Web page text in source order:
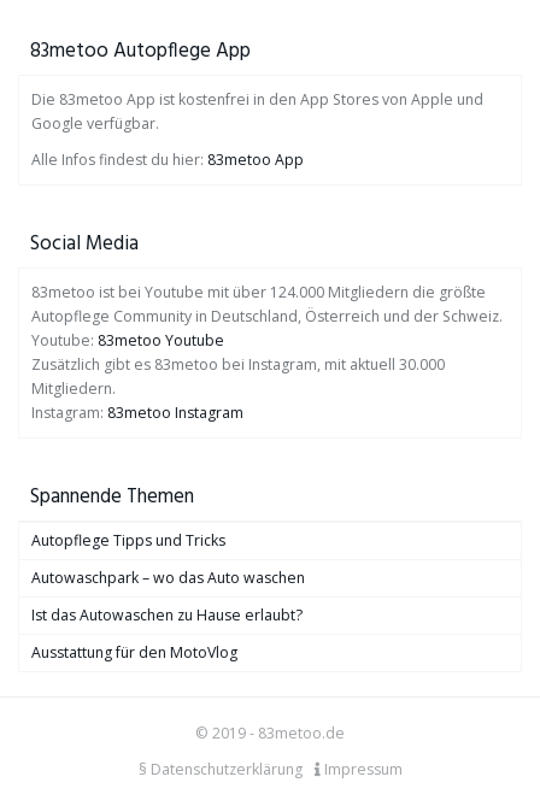
83metoo Autopflege App
Die 83metoo App ist kostenfrei in den App Stores von Apple und
Google verfügbar.
Alle Infos findest du hier: 83metoo App
Social Media
83metoo ist bei Youtube mit über 124.000 Mitgliedern die größte
Autopflege Community in Deutschland, Österreich und der Schweiz.
Youtube: 83metoo Youtube
Zusätzlich gibt es 83metoo bei Instagram, mit aktuell 30.000
Mitgliedern.
Instagram: 83metoo Instagram
Spannende Themen
Autopflege Tipps und Tricks
Autowaschpark – wo das Auto waschen
Ist das Autowaschen zu Hause erlaubt?
Ausstattung für den MotoVlog
© 2019 - 83metoo.de
§ Datenschutzerklärung
Impressum